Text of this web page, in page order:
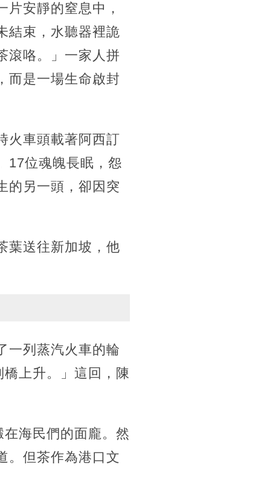
安靜的窒息中，
結束，水聽器裡詭
滾咯。」一家人拼
而是一場生命啟封
火車頭載著阿西訂
17位魂魄長眠，怨
的另一頭，卻因突
葉送往新加坡，他
一列蒸汽火車的輪
上升。」這回，陳
海民們的面龐。然
。但茶作為港口文